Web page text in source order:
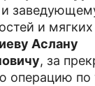
и
и мягких
Аслану
, за
операцию по